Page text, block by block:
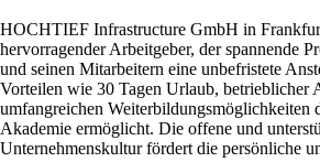
HOCHTIEF Infrastructure GmbH in
hervorragender Arbeitgeber, der spannende
und seinen Mitarbeitern eine unbefristete
Vorteilen wie 30 Tagen Urlaub, betrieblicher
umfangreichen
Akademie ermöglicht. Die offene und
Unternehmenskultur fördert die persönliche